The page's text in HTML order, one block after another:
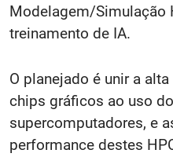
Modelagem/Simulação
treinamento de IA.
O planejado é unir a
chips gráficos ao uso
supercomputadores, e
performance destes